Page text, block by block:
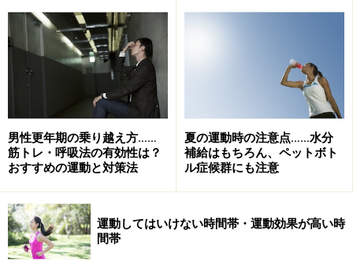
思いますか？ 面白いことに、この関節にかかる負担の推
定値は、正常な歩行における体重の30～100％と、報告
によって変動がとても大きいのです。どの研究でも、人
によって大きく異なるということが、報告されていま
何故人によってそんなに大きく変わるのでしょうか。そ
れは、計測モデルになった方の、足の形の違い、歩き
えられます。人によって母指に掛かる負担の大きさが違
うということは、些細なことがきっかけで大きな痛みに
つながってしまう人もいれば、ちょっとしたことなら親
男性更年期の乗り越え方……
筋トレ・呼吸法の有効性は？
おすすめの運動と対策法
夏の運動時の注意点……水分
補給はもちろん、ペットボト
ル症候群にも注意
運動してはいけない時間帯・運動効果が高い時
間帯